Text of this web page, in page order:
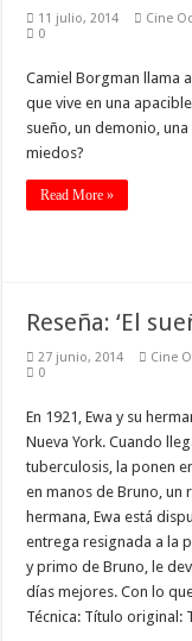
11 julio, 2014 Cine
0
Camiel Borgman llama
que vive en una
sueño, un demonio,
miedos?
Read More »
Reseña: ‘El
27 junio, 2014 Cine
0
En 1921, Ewa y su
Nueva York. Cuando
tuberculosis, la ponen
en manos de Bruno, un
hermana, Ewa está
entrega resignada a la
y primo de Bruno, le
días mejores. Con lo
Técnica: Título original: